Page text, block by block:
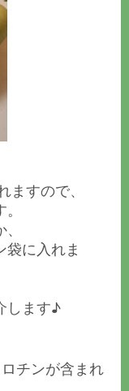
ますので、
袋に入れま
します♪
チンが含まれ